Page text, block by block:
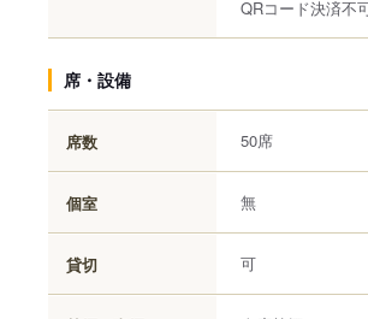
QRコード決済不
席・設備
席数 50席
個室 無
貸切 可